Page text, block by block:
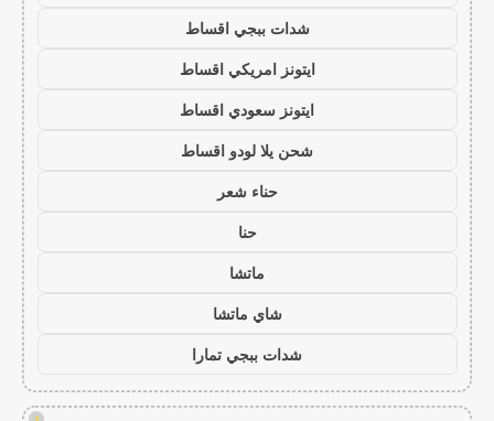
شدات ببجي اقساط
ايتونز امريكي اقساط
ايتونز سعودي اقساط
شحن يلا لودو اقساط
حناء شعر
حنا
ماتشا
شاي ماتشا
شدات ببجي تمارا